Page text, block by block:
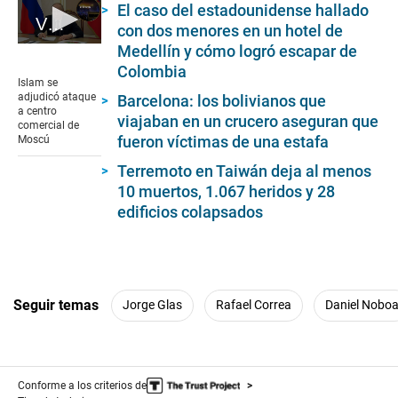
Vladimir Putin acepta ataque a centro comercial por parte del islamismo radical
of
1
minute,
21
seconds
Islam se
adjudicó ataque
a centro
comercial de
Moscú
El caso del estadounidense hallado
con dos menores en un hotel de
Medellín y cómo logró escapar de
Colombia
Barcelona: los bolivianos que
viajaban en un crucero aseguran que
fueron víctimas de una estafa
Terremoto en Taiwán deja al menos
10 muertos, 1.067 heridos y 28
edificios colapsados
Seguir temas Jorge Glas Rafael Correa Daniel Noboa
Conforme a los criterios de